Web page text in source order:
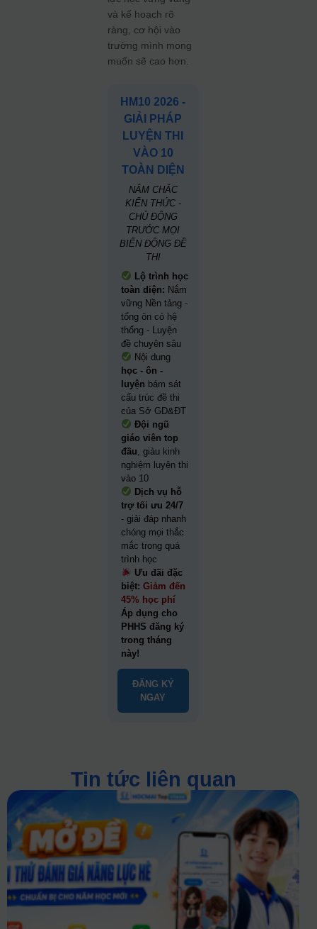
và kế hoạch rõ
ràng, cơ hội vào
trường mình mong
muốn sẽ cao hơn.
HM10 2026 -
GIẢI PHÁP
LUYỆN THI
VÀO 10
TOÀN DIỆN
NẮM CHẮC
KIẾN THỨC -
CHỦ ĐỘNG
TRƯỚC MỌI
BIẾN ĐỘNG ĐỀ
THI
Lộ trình học
toàn diện: Nắm
vững Nền tảng -
tổng ôn có hệ
thống - Luyện
đề chuyên sâu
Nội dung
học - ôn -
luyện bám sát
cấu trúc đề thi
của Sở GD&ĐT
Đội ngũ
giáo viên top
đầu , giàu kinh
nghiệm luyện thi
vào 10
Dịch vụ hỗ
trợ tối ưu 24/7
- giải đáp nhanh
chóng mọi thắc
mắc trong quá
trình học
Ưu đãi đặc
biệt:Giảm đến
45% học phí
Áp dụng cho
PHHS đăng ký
trong tháng
này!
ĐĂNG KÝ
NGAY
Tin tức liên quan